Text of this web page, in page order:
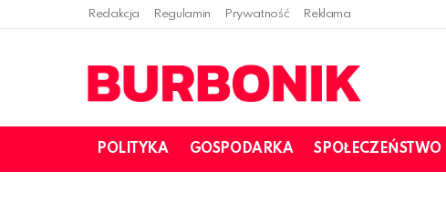
Redakcja Regulamin Prywatność Reklama
POLITYKA GOSPODARKA SPOŁECZEŃSTWO